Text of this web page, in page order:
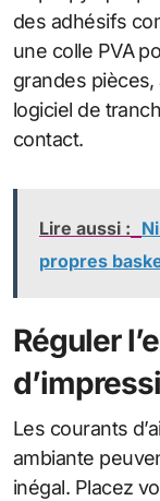
des adhésifs
une colle PVA
grandes
logiciel de
contact.
Lire aussi :
propres
Réguler
Les courants
ambiante
inégal. Placez